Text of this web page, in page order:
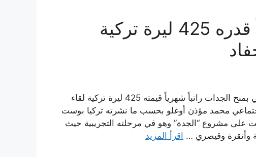
تركيا تخصص راتباً شهرياً قدره 425 ليرة تركية
صادقت الحكومة التركية على مشروع الجدة القاضي بمنح الجدات راتباً شهرياً قيمته 425 ليرة تركية لقاء
محمد مؤذن أوغلو بحسب ما نشرته تركيا بوست
التركية صادقت على مشروع “الجدة” وهو في مرحلته التجريبية حيث
اقرأ المزيد